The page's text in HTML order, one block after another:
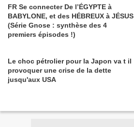
FR Se connecter De l’ÉGYPTE à
BABYLONE, et des HÉBREUX à JÉSUS
(Série Gnose : synthèse des 4
premiers épisodes !)
Le choc pétrolier pour la Japon va t il
provoquer une crise de la dette
jusqu'aux USA